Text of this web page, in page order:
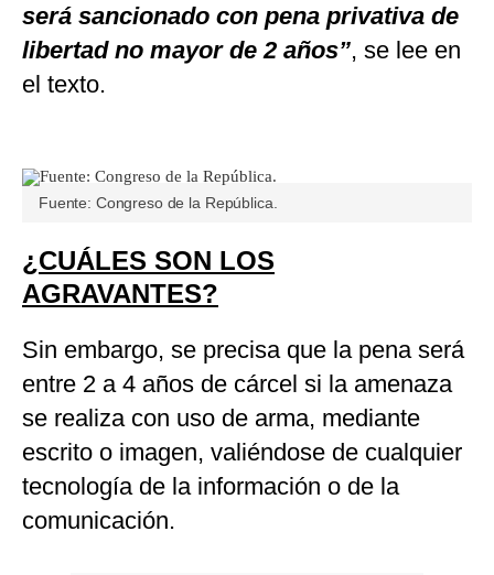
será sancionado con pena privativa de
libertad no mayor de 2 años”, se lee en
el texto.
Fuente: Congreso de la República.
¿CUÁLES SON LOS
AGRAVANTES?
Sin embargo, se precisa que la pena será
entre 2 a 4 años de cárcel si la amenaza
se realiza con uso de arma, mediante
escrito o imagen, valiéndose de cualquier
tecnología de la información o de la
comunicación.